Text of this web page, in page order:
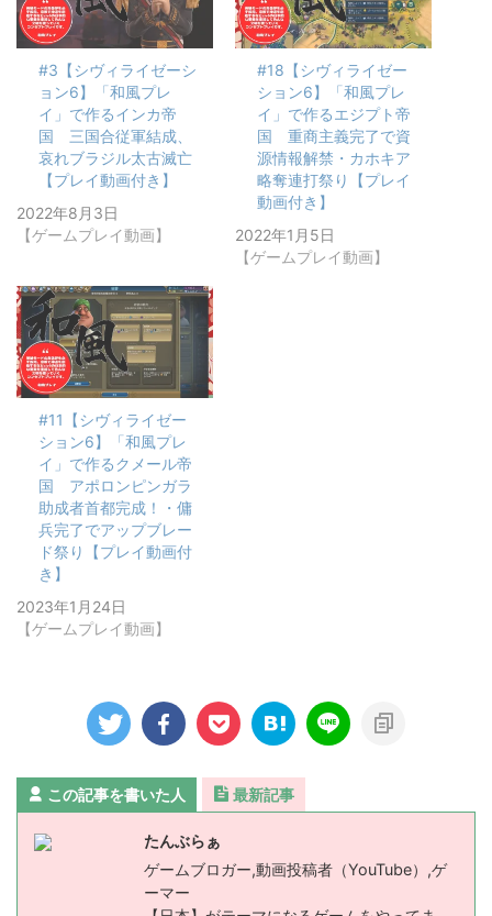
#3【シヴィライゼーシ
ョン6】「和風プレ
イ」で作るインカ帝
国 三国合従軍結成、
哀れブラジル太古滅亡
【プレイ動画付き】
2022年8月3日
【ゲームプレイ動画】
#18【シヴィライゼー
ション6】「和風プレ
イ」で作るエジプト帝
国 重商主義完了で資
源情報解禁・カホキア
略奪連打祭り【プレイ
動画付き】
2022年1月5日
【ゲームプレイ動画】
#11【シヴィライゼー
ション6】「和風プレ
イ」で作るクメール帝
国 アポロンピンガラ
助成者首都完成！・傭
兵完了でアップブレー
ド祭り【プレイ動画付
き】
2023年1月24日
【ゲームプレイ動画】
この記事を書いた人 最新記事
たんぶらぁ
ゲームブロガー,動画投稿者（YouTube）,ゲ
ーマー